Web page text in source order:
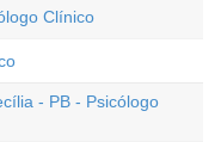
Clínico
- PB - Psicólogo